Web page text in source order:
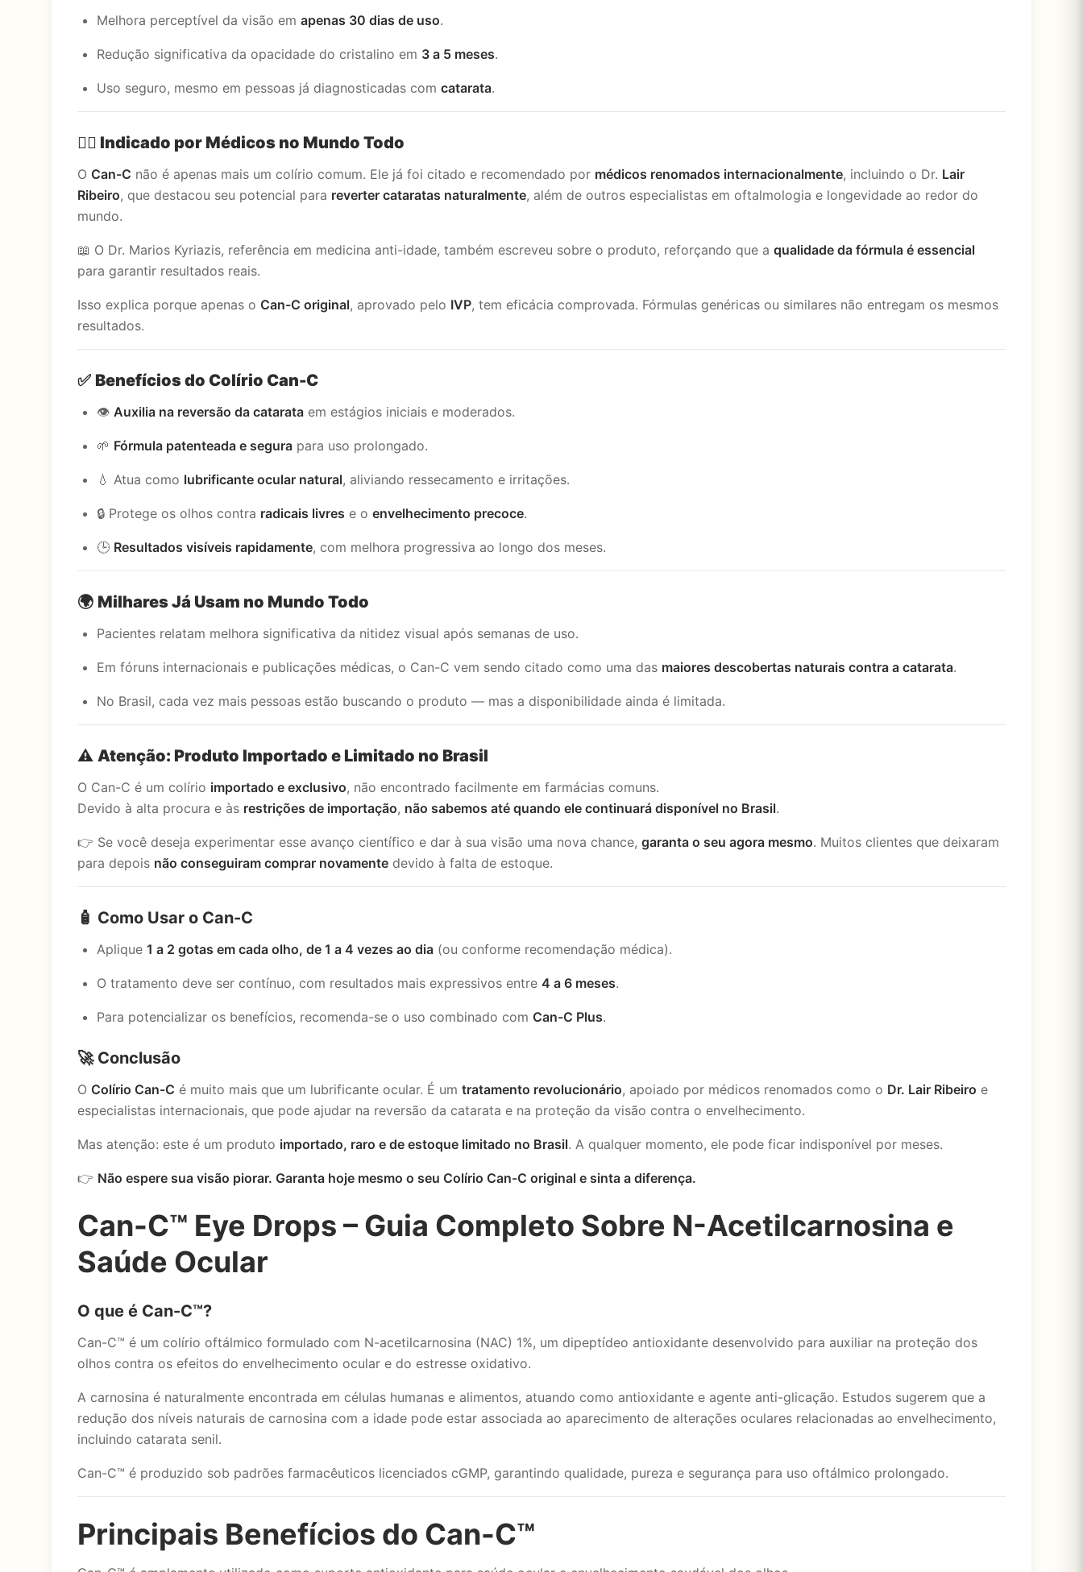
Melhora perceptível da visão em apenas 30 dias de uso.
Redução significativa da opacidade do cristalino em 3 a 5 meses.
Uso seguro, mesmo em pessoas já diagnosticadas com catarata.
👨‍⚕️ Indicado por Médicos no Mundo Todo
O Can-C não é apenas mais um colírio comum. Ele já foi citado e recomendado por médicos renomados internacionalmente, incluindo o Dr. Lair
Ribeiro, que destacou seu potencial para reverter cataratas naturalmente, além de outros especialistas em oftalmologia e longevidade ao redor do
mundo.
📖 O Dr. Marios Kyriazis, referência em medicina anti-idade, também escreveu sobre o produto, reforçando que a qualidade da fórmula é essencial
para garantir resultados reais.
Isso explica porque apenas o Can-C original, aprovado pelo IVP, tem eficácia comprovada. Fórmulas genéricas ou similares não entregam os mesmos
resultados.
✅ Benefícios do Colírio Can-C
👁 Auxilia na reversão da catarata em estágios iniciais e moderados.
🌱 Fórmula patenteada e segura para uso prolongado.
💧 Atua como lubrificante ocular natural, aliviando ressecamento e irritações.
🔒 Protege os olhos contra radicais livres e o envelhecimento precoce.
🕒 Resultados visíveis rapidamente, com melhora progressiva ao longo dos meses.
🌍 Milhares Já Usam no Mundo Todo
Pacientes relatam melhora significativa da nitidez visual após semanas de uso.
Em fóruns internacionais e publicações médicas, o Can-C vem sendo citado como uma das maiores descobertas naturais contra a catarata.
No Brasil, cada vez mais pessoas estão buscando o produto — mas a disponibilidade ainda é limitada.
⚠️ Atenção: Produto Importado e Limitado no Brasil
O Can-C é um colírio importado e exclusivo, não encontrado facilmente em farmácias comuns.
Devido à alta procura e às restrições de importação, não sabemos até quando ele continuará disponível no Brasil.
👉 Se você deseja experimentar esse avanço científico e dar à sua visão uma nova chance, garanta o seu agora mesmo. Muitos clientes que deixaram
para depois não conseguiram comprar novamente devido à falta de estoque.
🧴 Como Usar o Can-C
Aplique 1 a 2 gotas em cada olho, de 1 a 4 vezes ao dia (ou conforme recomendação médica).
O tratamento deve ser contínuo, com resultados mais expressivos entre 4 a 6 meses.
Para potencializar os benefícios, recomenda-se o uso combinado com Can-C Plus.
🚀 Conclusão
O Colírio Can-C é muito mais que um lubrificante ocular. É um tratamento revolucionário, apoiado por médicos renomados como o Dr. Lair Ribeiro e
especialistas internacionais, que pode ajudar na reversão da catarata e na proteção da visão contra o envelhecimento.
Mas atenção: este é um produto importado, raro e de estoque limitado no Brasil. A qualquer momento, ele pode ficar indisponível por meses.
👉 Não espere sua visão piorar. Garanta hoje mesmo o seu Colírio Can-C original e sinta a diferença.
Can-C™ Eye Drops – Guia Completo Sobre N-Acetilcarnosina e
Saúde Ocular
O que é Can-C™?
Can-C™ é um colírio oftálmico formulado com N-acetilcarnosina (NAC) 1%, um dipeptídeo antioxidante desenvolvido para auxiliar na proteção dos
olhos contra os efeitos do envelhecimento ocular e do estresse oxidativo.
A carnosina é naturalmente encontrada em células humanas e alimentos, atuando como antioxidante e agente anti-glicação. Estudos sugerem que a
redução dos níveis naturais de carnosina com a idade pode estar associada ao aparecimento de alterações oculares relacionadas ao envelhecimento,
incluindo catarata senil.
Can-C™ é produzido sob padrões farmacêuticos licenciados cGMP, garantindo qualidade, pureza e segurança para uso oftálmico prolongado.
Principais Benefícios do Can-C™